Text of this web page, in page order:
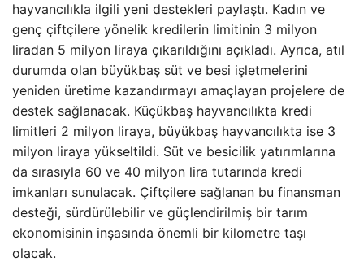
hayvancılıkla ilgili yeni destekleri paylaştı. Kadın ve
genç çiftçilere yönelik kredilerin limitinin 3 milyon
liradan 5 milyon liraya çıkarıldığını açıkladı. Ayrıca, atıl
durumda olan büyükbaş süt ve besi işletmelerini
yeniden üretime kazandırmayı amaçlayan projelere de
destek sağlanacak. Küçükbaş hayvancılıkta kredi
limitleri 2 milyon liraya, büyükbaş hayvancılıkta ise 3
milyon liraya yükseltildi. Süt ve besicilik yatırımlarına
da sırasıyla 60 ve 40 milyon lira tutarında kredi
imkanları sunulacak. Çiftçilere sağlanan bu finansman
desteği, sürdürülebilir ve güçlendirilmiş bir tarım
ekonomisinin inşasında önemli bir kilometre taşı
olacak.